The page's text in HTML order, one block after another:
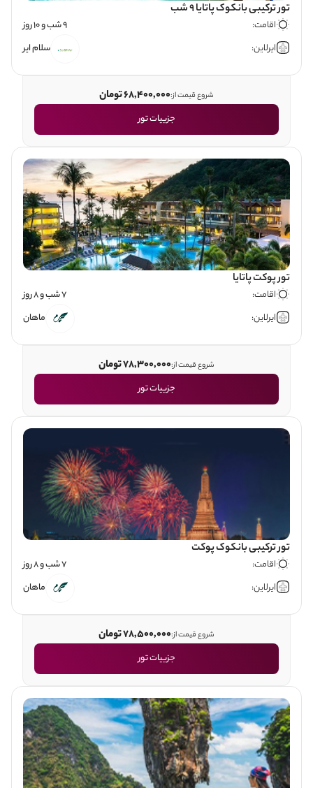
تور ترکیبی بانکوک پاتایا 9 شب
اقامت:
9 شب و 10 روز
ایرلاین:
سلام ایر
شروع قیمت از:68,400,000 تومان
جزییات تور
تور پوکت پاتایا
اقامت:
7 شب و 8 روز
ایرلاین:
ماهان
شروع قیمت از:78,300,000 تومان
جزییات تور
تور ترکیبی بانکوک پوکت
اقامت:
7 شب و 8 روز
ایرلاین:
ماهان
شروع قیمت از:78,500,000 تومان
جزییات تور